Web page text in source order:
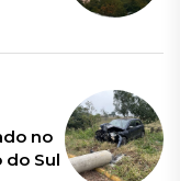
no
do Sul